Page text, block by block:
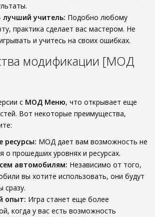
учитель: Подобно любому
практика сделает вас мастером. Не
и учитесь на своих ошибках.
модификации [МОД
с МОД Меню, что открывает еще
Вот некоторые преимущества,
ресурсы: МОД дает вам возможность не
о прошедших уровнях и ресурсах.
автомобилям: Независимо от того,
вы хотите использовать, они будут
сразу.
опыт: Игра станет еще более
когда у вас есть возможность